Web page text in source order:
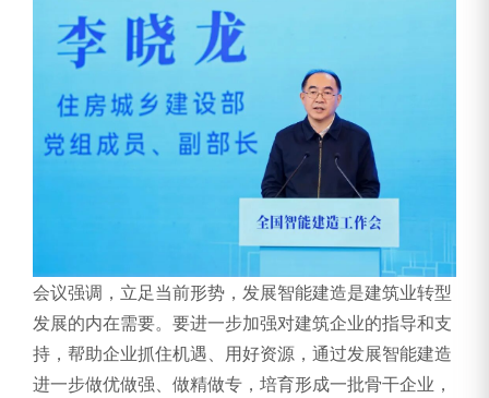
会议强调，立足当前形势，发展智能建造是建筑业转型
发展的内在需要。要进一步加强对建筑企业的指导和支
持，帮助企业抓住机遇、用好资源，通过发展智能建造
进一步做优做强、做精做专，培育形成一批骨干企业，